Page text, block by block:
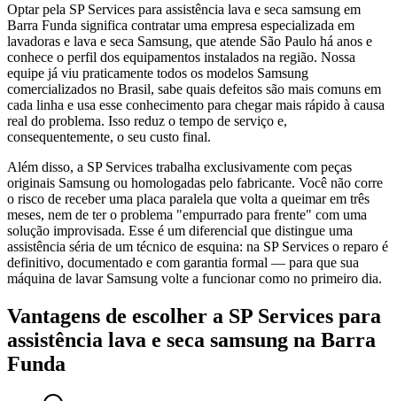
Optar pela SP Services para assistência lava e seca samsung em
Barra Funda significa contratar uma empresa especializada em
lavadoras e lava e seca Samsung, que atende São Paulo há anos e
conhece o perfil dos equipamentos instalados na região. Nossa
equipe já viu praticamente todos os modelos Samsung
comercializados no Brasil, sabe quais defeitos são mais comuns em
cada linha e usa esse conhecimento para chegar mais rápido à causa
real do problema. Isso reduz o tempo de serviço e,
consequentemente, o seu custo final.
Além disso, a SP Services trabalha exclusivamente com peças
originais Samsung ou homologadas pelo fabricante. Você não corre
o risco de receber uma placa paralela que volta a queimar em três
meses, nem de ter o problema "empurrado para frente" com uma
solução improvisada. Esse é um diferencial que distingue uma
assistência séria de um técnico de esquina: na SP Services o reparo é
definitivo, documentado e com garantia formal — para que sua
máquina de lavar Samsung volte a funcionar como no primeiro dia.
Vantagens de escolher a SP Services para
assistência lava e seca samsung na Barra
Funda